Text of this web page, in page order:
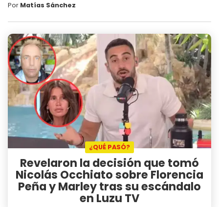
Por Matías Sánchez
¿QUÉ PASÓ?
Revelaron la decisión que tomó
Nicolás Occhiato sobre Florencia
Peña y Marley tras su escándalo
en Luzu TV